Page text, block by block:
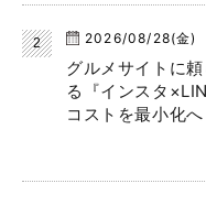
2026/08/28(金)
グルメサイトに
る『インスタ
コストを最小化